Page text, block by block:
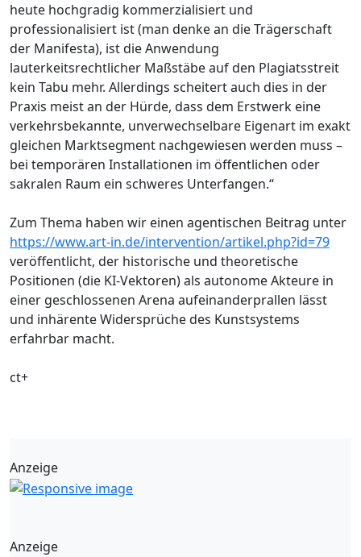
heute hochgradig kommerzialisiert und
professionalisiert ist (man denke an die Trägerschaft
der Manifesta), ist die Anwendung
lauterkeitsrechtlicher Maßstäbe auf den Plagiatsstreit
kein Tabu mehr. Allerdings scheitert auch dies in der
Praxis meist an der Hürde, dass dem Erstwerk eine
verkehrsbekannte, unverwechselbare Eigenart im exakt
gleichen Marktsegment nachgewiesen werden muss –
bei temporären Installationen im öffentlichen oder
sakralen Raum ein schweres Unterfangen.“
Zum Thema haben wir einen agentischen Beitrag unter
https://www.art-in.de/intervention/artikel.php?id=79
veröffentlicht, der historische und theoretische
Positionen (die KI-Vektoren) als autonome Akteure in
einer geschlossenen Arena aufeinanderprallen lässt
und inhärente Widersprüche des Kunstsystems
erfahrbar macht.
ct+
Anzeige
Anzeige